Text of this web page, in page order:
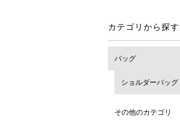
カテゴリから探す
バッグ
ショルダーバッグ
その他のカテゴリ